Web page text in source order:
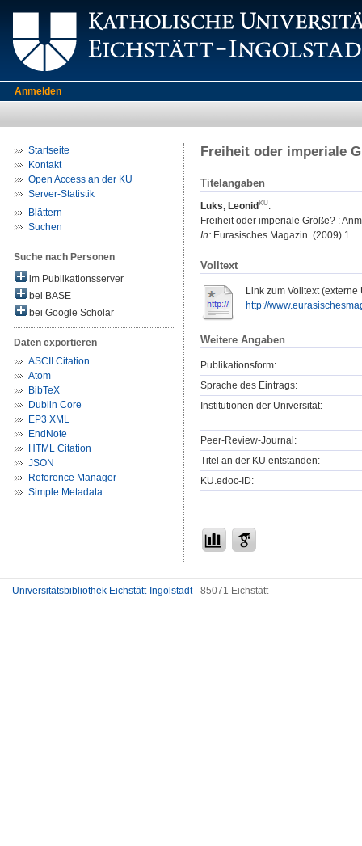
Anmelden
Startseite
Kontakt
Open Access an der KU
Server-Statistik
Blättern
Suchen
Suche nach Personen
im Publikationsserver
bei BASE
bei Google Scholar
Daten exportieren
ASCII Citation
Atom
BibTeX
Dublin Core
EP3 XML
EndNote
HTML Citation
JSON
Reference Manager
Simple Metadata
Freiheit oder imperiale
Titelangaben
Luks, Leonid
:
Freiheit oder imperiale Größe? :
In: Eurasisches Magazin. (2009) 1.
Volltext
Link zum Volltext (externe
http://
Weitere Angaben
Publikationsform:
Sprache des Eintrags:
Institutionen der Universität:
Peer-Review-Journal:
Titel an der KU entstanden:
KU.edoc-ID:
Universitätsbibliothek Eichstätt-Ingolstadt- 85071 Eichstätt